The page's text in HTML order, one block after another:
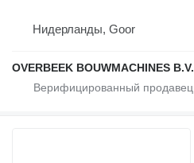
Нидерланды, Goor
OVERBEEK BOUWMACHINES B.V.